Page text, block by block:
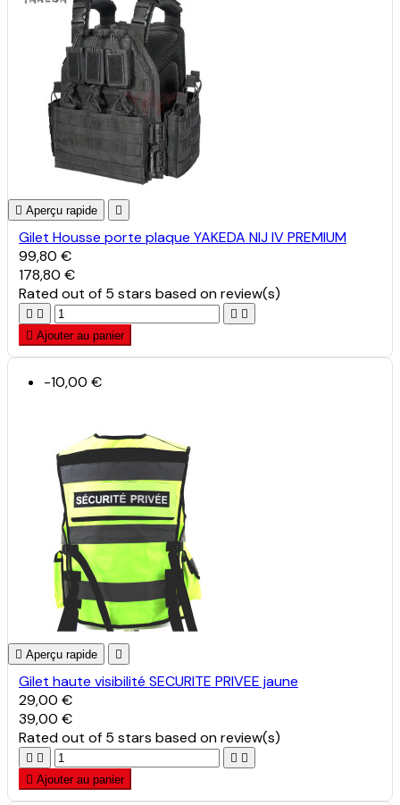
 Aperçu rapide 
Gilet Housse porte plaque YAKEDA NIJ IV PREMIUM
99,80 €
178,80 €
Ratedout of 5 stars based onreview(s)
   
 Ajouter au panier
-10,00 €
 Aperçu rapide 
Gilet haute visibilité SECURITE PRIVEE jaune
29,00 €
39,00 €
Ratedout of 5 stars based onreview(s)
   
 Ajouter au panier